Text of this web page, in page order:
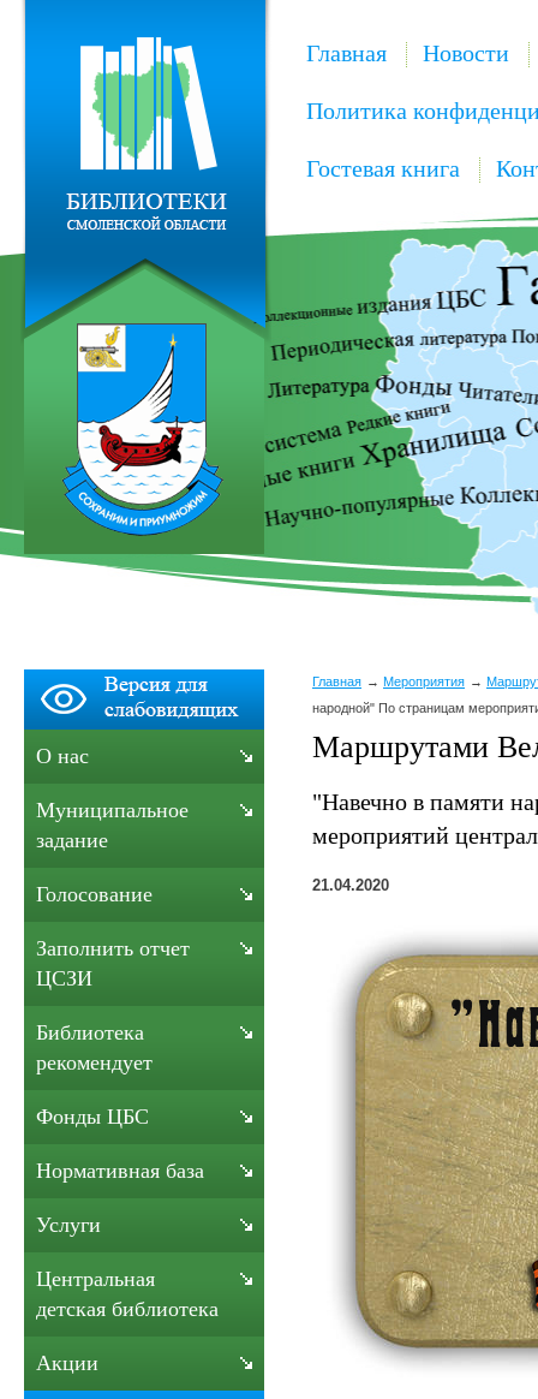
Главная Новости
Политика
Гостевая книга
Главная Мероприятия
народной" По страницам
Маршрутами
"Навечно в памяти
мероприятий
21.04.2020
О нас
Муниципальное
задание
Голосование
Заполнить отчет
ЦСЗИ
Библиотека
рекомендует
Фонды ЦБС
Нормативная база
Услуги
Центральная
детская библиотека
Акции